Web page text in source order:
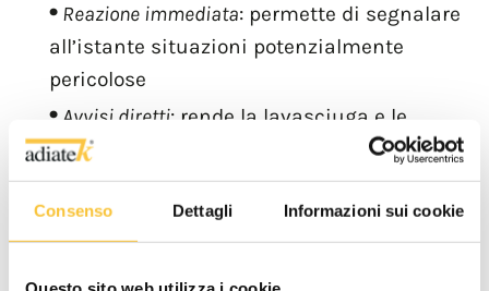
Consenso Dettagli Informazioni sui cookie
Reazione immediata: permette di segnalare
all’istante situazioni potenzialmente
pericolose
Avvisi diretti: rende la lavasciuga e le
manovre dell’operatore visibile e udibile in
ambienti affollati o rumorosi
Maggiore sicurezza: previene incidenti
migliorando l’interazione tra operatori e
persone circostanti.